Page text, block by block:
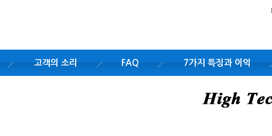
고객의 소리 FAQ 7가지 특징과 이익